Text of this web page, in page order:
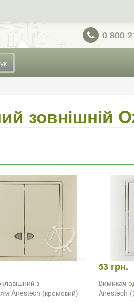
0 800
зовнішній
з
Anestech (кремовий)
53 грн.
Вимикач
Anestech